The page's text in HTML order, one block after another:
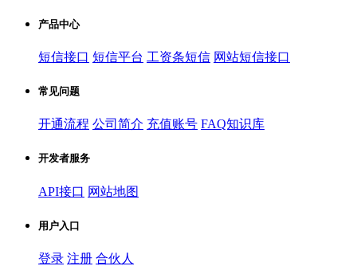
产品中心
短信接口 短信平台 工资条短信 网站短信接口
常见问题
开通流程 公司简介 充值账号 FAQ知识库
开发者服务
API接口 网站地图
用户入口
登录 注册 合伙人